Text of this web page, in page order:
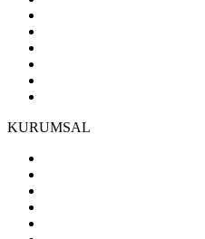
KURUMSAL